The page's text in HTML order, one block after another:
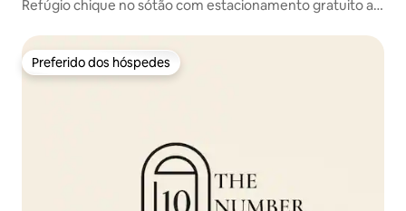
Refúgio chique no sótão com estacionamento gratuito a 3
Preferido dos hóspedes
Preferido dos hóspedes